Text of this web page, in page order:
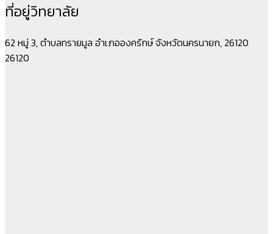
ที่อยู่วิทยาลัย
62 หมู่ 3, ตำบลทรายมูล อำเภอองครักษ์ จังหวัดนครนายก, 26120
26120